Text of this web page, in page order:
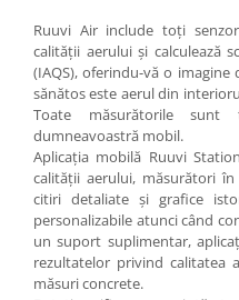
Ruuvi Air include toți
calității aerului și calculează
(IAQS), oferindu-vă o
sănătos este aerul din
Toate măsurătorile sunt
dumneavoastră mobil.
Aplicația mobilă Ruuvi
calității aerului, măsurători
citiri detaliate și grafice
personalizabile atunci când
un suport suplimentar,
rezultatelor privind calitatea
măsuri concrete.